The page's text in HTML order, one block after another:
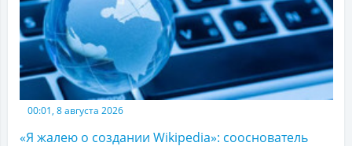
00:01, 8 августа 2026
«Я жалею о создании Wikipedia»: сооснователь